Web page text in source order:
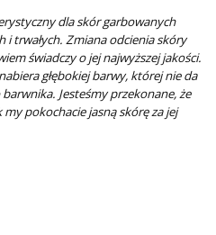
dla skór garbowanych
i trwałych. Zmiana odcienia skóry
świadczy o jej najwyższej jakości.
głębokiej barwy, której nie da
Jesteśmy przekonane, że
pokochacie jasną skórę za jej